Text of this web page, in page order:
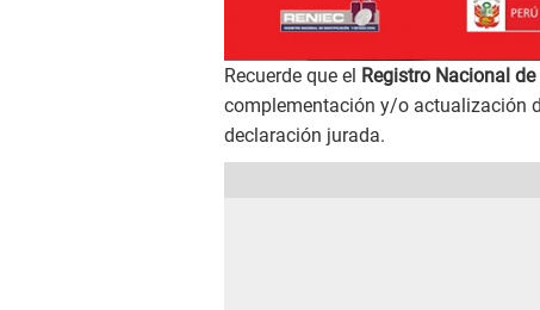
Recuerde que el Registro Nacional
complementación y/o actualización
declaración jurada.